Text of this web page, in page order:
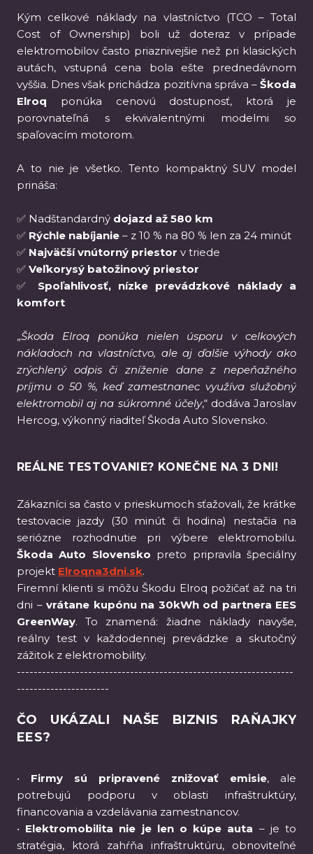
Kým celkové náklady na vlastníctvo (TCO – Total
Cost of Ownership) boli už doteraz v prípade
elektromobilov často priaznivejšie než pri klasických
autách, vstupná cena bola ešte prednedávnom
vyššia. Dnes však prichádza pozitívna správa – Škoda
Elroq ponúka cenovú dostupnosť, ktorá je
porovnateľná s ekvivalentnými modelmi so
spaľovacím motorom.
A to nie je všetko. Tento kompaktný SUV model
prináša:
✅ Nadštandardný dojazd až 580 km
✅ Rýchle nabíjanie – z 10 % na 80 % len za 24 minút
✅ Najväčší vnútorný priestor v triede
✅ Veľkorysý batožinový priestor
✅ Spoľahlivosť, nízke prevádzkové náklady a
komfort
„Škoda Elroq ponúka nielen úsporu v celkových
nákladoch na vlastníctvo, ale aj ďalšie výhody ako
zrýchlený odpis či zníženie dane z nepeňažného
príjmu o 50 %, keď zamestnanec využíva služobný
elektromobil aj na súkromné účely,“ dodáva Jaroslav
Hercog, výkonný riaditeľ Škoda Auto Slovensko.
REÁLNE TESTOVANIE? KONEČNE NA 3 DNI!
Zákazníci sa často v prieskumoch sťažovali, že krátke
testovacie jazdy (30 minút či hodina) nestačia na
seriózne rozhodnutie pri výbere elektromobilu.
Škoda Auto Slovensko preto pripravila špeciálny
projekt Elroqna3dni.sk.
Firemní klienti si môžu Škodu Elroq požičať až na tri
dni – vrátane kupónu na 30kWh od partnera EES
GreenWay. To znamená: žiadne náklady navyše,
reálny test v každodennej prevádzke a skutočný
zážitok z elektromobility.
------------------------------------------------------------------
----------------------
ČO UKÁZALI NAŠE BIZNIS RAŇAJKY
EES?
• Firmy sú pripravené znižovať emisie, ale
potrebujú podporu v oblasti infraštruktúry,
financovania a vzdelávania zamestnancov.
• Elektromobilita nie je len o kúpe auta – je to
stratégia, ktorá zahŕňa infraštruktúru, obnoviteľné